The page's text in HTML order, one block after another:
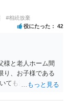
#相続放棄
役にたった 42
様と老人ホーム間
り、お子様である
ても滞納している